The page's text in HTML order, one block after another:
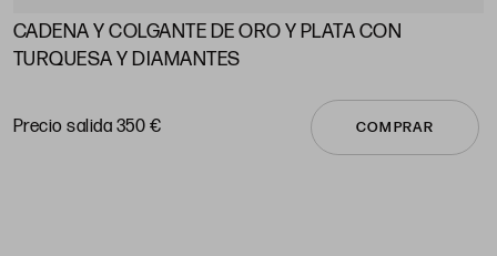
CADENA Y COLGANTE DE ORO Y PLATA CON
TURQUESA Y DIAMANTES
Precio salida 350 € COMPRAR